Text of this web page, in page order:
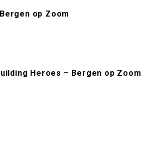
op Zoom
Heroes – Bergen op Zoom